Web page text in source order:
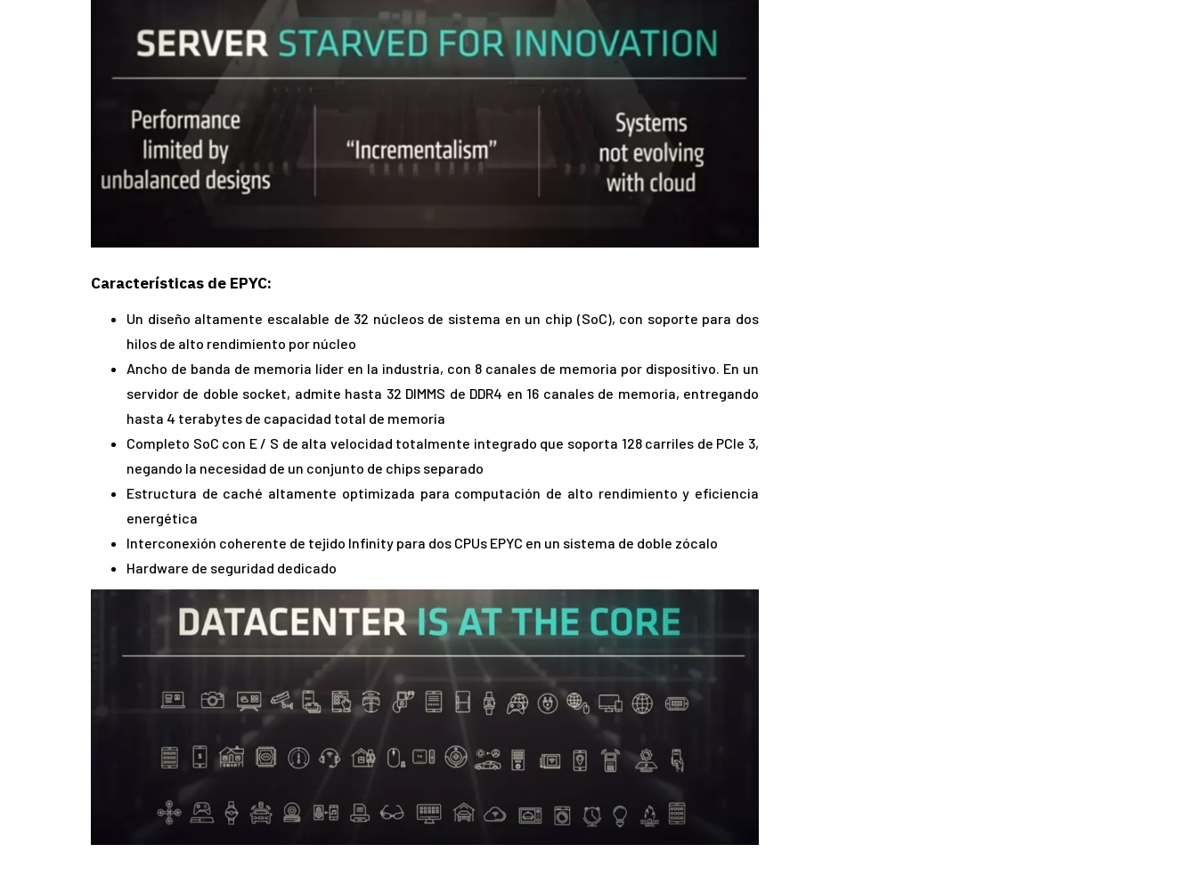
Características de EPYC:
Un diseño altamente escalable de 32 núcleos de sistema en un chip (SoC), con soporte para dos
hilos de alto rendimiento por núcleo
Ancho de banda de memoria líder en la industria, con 8 canales de memoria por dispositivo. En un
servidor de doble socket, admite hasta 32 DIMMS de DDR4 en 16 canales de memoria, entregando
hasta 4 terabytes de capacidad total de memoria
Completo SoC con E / S de alta velocidad totalmente integrado que soporta 128 carriles de PCIe 3,
negando la necesidad de un conjunto de chips separado
Estructura de caché altamente optimizada para computación de alto rendimiento y eficiencia
energética
Interconexión coherente de tejido Infinity para dos CPUs EPYC en un sistema de doble zócalo
Hardware de seguridad dedicado